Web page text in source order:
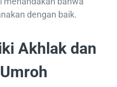
dengan baik.
Akhlak dan